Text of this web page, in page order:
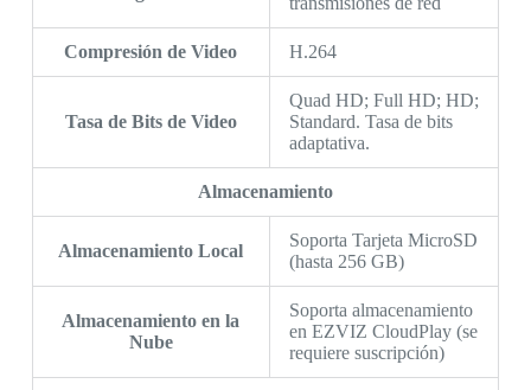
Compresión de Video H.264
Tasa de Bits de Video
Quad HD; Full HD; HD;
Standard. Tasa de bits
adaptativa.
Almacenamiento
Almacenamiento Local
Soporta Tarjeta MicroSD
(hasta 256 GB)
Almacenamiento en la
Nube
Soporta almacenamiento
en EZVIZ CloudPlay (se
requiere suscripción)